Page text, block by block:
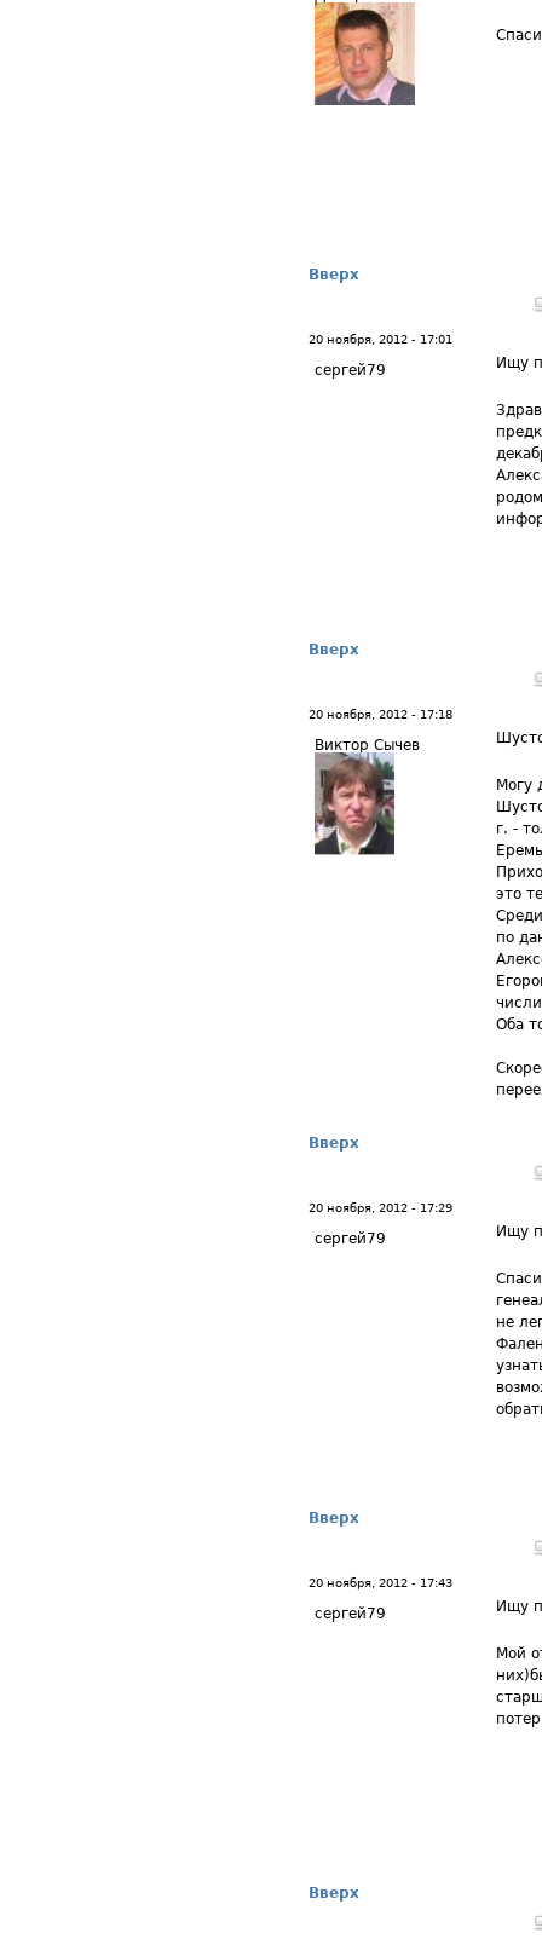
Вверх
20 ноября, 2012 - 17:01
сергей79 Ищу
Вверх
20 ноября, 2012 - 17:18
Виктор Сычев
Могу
г. -
это
по
Оба
Вверх
20 ноября, 2012 - 17:29
сергей79 Ищу
не
Вверх
20 ноября, 2012 - 17:43
сергей79 Ищу
Мой
Вверх